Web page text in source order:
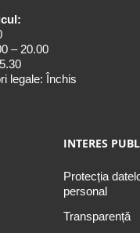
– 20.00
legale: Închis
INTERES
Protecția
personal
Transparență